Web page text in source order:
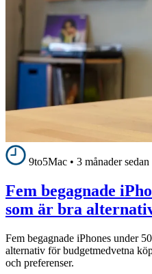
9to5Mac • 3 månader sedan
Fem begagnade
som är bra
Fem begagnade iPhones under
alternativ för budgetmedvetna
och preferenser.